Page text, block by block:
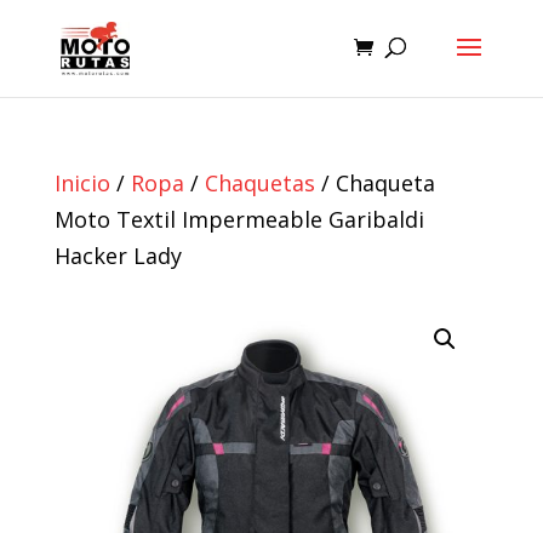
Inicio / Ropa / Chaquetas / Chaqueta
Moto Textil Impermeable Garibaldi
Hacker Lady